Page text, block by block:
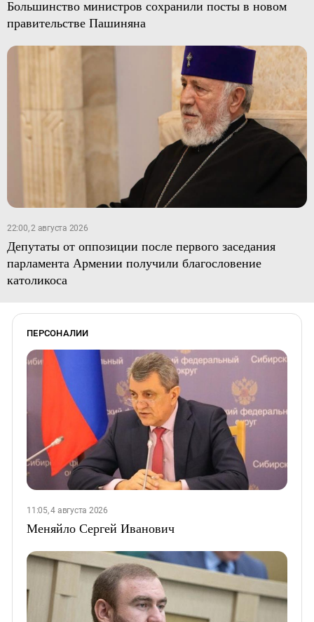
Большинство министров сохранили посты в новом
правительстве Пашиняна
22:00, 2 августа 2026
Депутаты от оппозиции после первого заседания
парламента Армении получили благословение
католикоса
ПЕРСОНАЛИИ
11:05, 4 августа 2026
Меняйло Сергей Иванович